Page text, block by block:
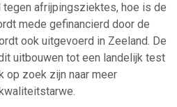
tegen afrijpingsziektes, hoe is de
mede gefinancierd door de
ook uitgevoerd in Zeeland. De
uitbouwen tot een landelijk test
op zoek zijn naar meer